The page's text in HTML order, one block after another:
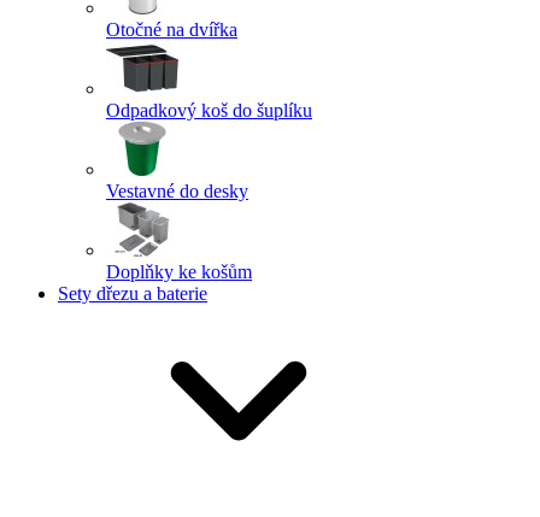
Otočné na dvířka
Odpadkový koš do šuplíku
Vestavné do desky
Doplňky ke košům
Sety dřezu a baterie